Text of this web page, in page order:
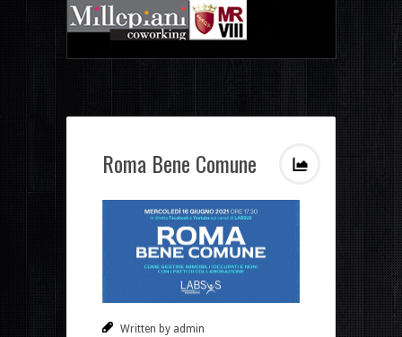
Roma Bene Comune
Written by admin